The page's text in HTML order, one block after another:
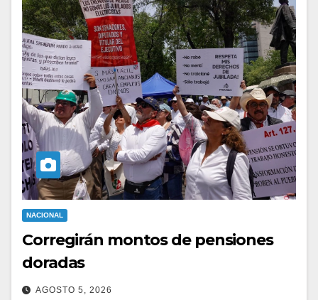
NACIONAL
Corregirán montos de pensiones
doradas
AGOSTO 5, 2026